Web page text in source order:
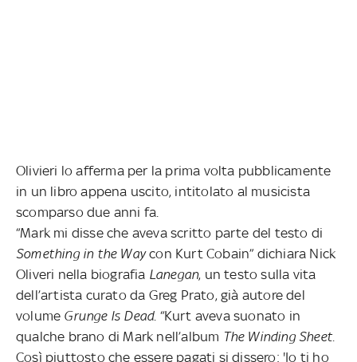
Olivieri lo afferma per la prima volta pubblicamente
in un libro appena uscito, intitolato al musicista
scomparso due anni fa.
“Mark mi disse che aveva scritto parte del testo di
Something in the Waycon Kurt Cobain” dichiara Nick
Oliveri nella biografia Lanegan, un testo sulla vita
dell’artista curato da Greg Prato, già autore del
volume Grunge Is Dead. “Kurt aveva suonato in
qualche brano di Mark nell’album The Winding Sheet.
Così piuttosto che essere pagati si dissero: 'Io ti ho